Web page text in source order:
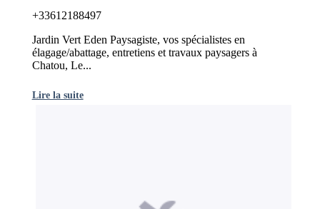
+33612188497
Jardin Vert Eden Paysagiste, vos spécialistes en
élagage/abattage, entretiens et travaux paysagers à
Chatou, Le...
Lire la suite